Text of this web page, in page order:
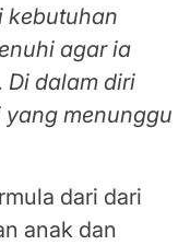
kebutuhan
agar ia
Di dalam diri
menunggu
dari dari
anak dan